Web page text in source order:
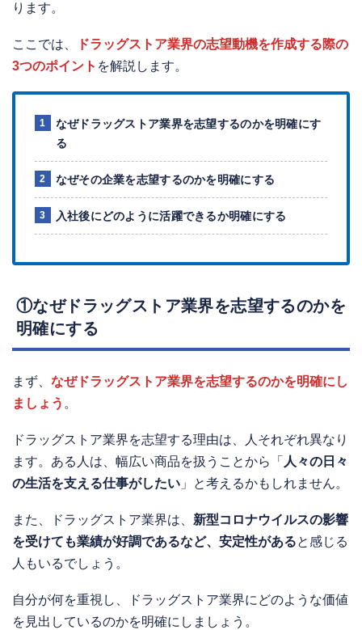
ります。
ここでは、
ドラッグストア業界の志望動機を作成する際の
3つのポイント を解説します。
なぜドラッグストア業界を志望するのかを明確にす
る
なぜその企業を志望するのかを明確にする
入社後にどのように活躍できるか明確にする
①なぜドラッグストア業界を志望するのかを
明確にする
まず、 なぜドラッグストア業界を志望するのかを明確にし
ましょう 。
ドラッグストア業界を志望する理由は、人それぞれ異なり
ます。ある人は、幅広い商品を扱うことから「 人々の日々
の生活を支える仕事がしたい 」と考えるかもしれません。
また、ドラッグストア業界は、 新型コロナウイルスの影響
を受けても業績が好調であるなど、安定性があると感じる
人もいるでしょう。
自分が何を重視し、ドラッグストア業界にどのような価値
を見出しているのかを明確にしましょう。